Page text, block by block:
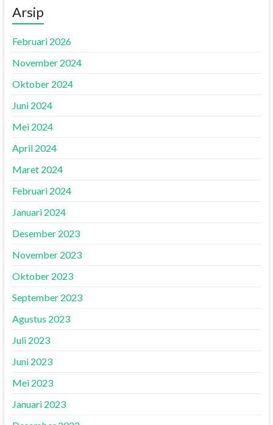
Arsip
Februari 2026
November 2024
Oktober 2024
Juni 2024
Mei 2024
April 2024
Maret 2024
Februari 2024
Januari 2024
Desember 2023
November 2023
Oktober 2023
September 2023
Agustus 2023
Juli 2023
Juni 2023
Mei 2023
Januari 2023